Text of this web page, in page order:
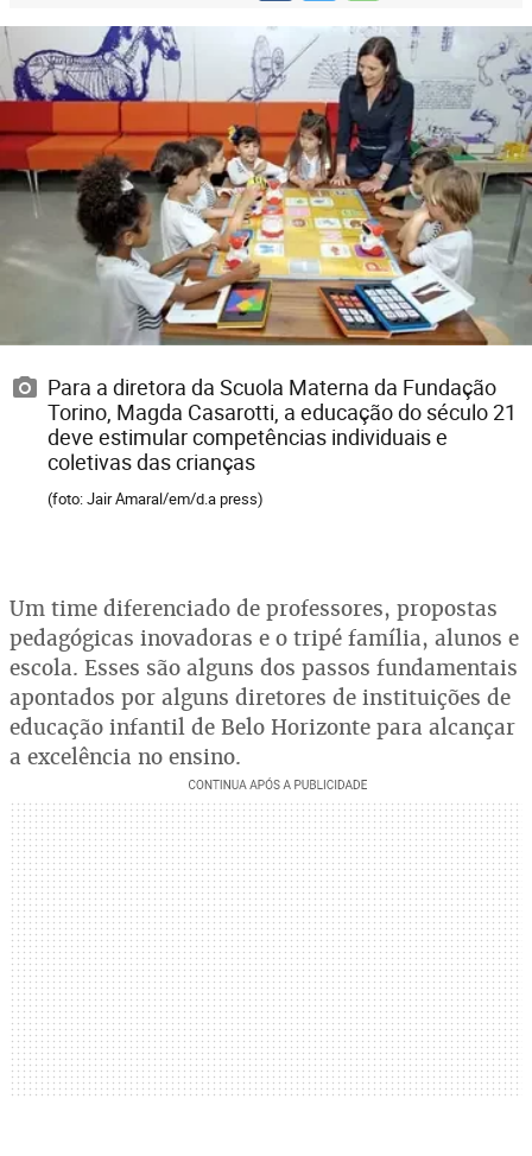
Para a diretora da Scuola Materna da Fundação
Torino, Magda Casarotti, a educação do século 21
deve estimular competências individuais e
coletivas das crianças
(foto: Jair Amaral/em/d.a press)
Um time diferenciado de professores, propostas
pedagógicas inovadoras e o tripé família, alunos e
escola. Esses são alguns dos passos fundamentais
apontados por alguns diretores de instituições de
educação infantil de Belo Horizonte para alcançar
a excelência no ensino.